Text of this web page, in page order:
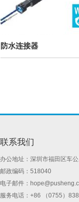
防水连接器
联系我们
办公地址：深圳市福田区车
邮政编码：518040
电子邮件：
服务电话：+86 （0755）